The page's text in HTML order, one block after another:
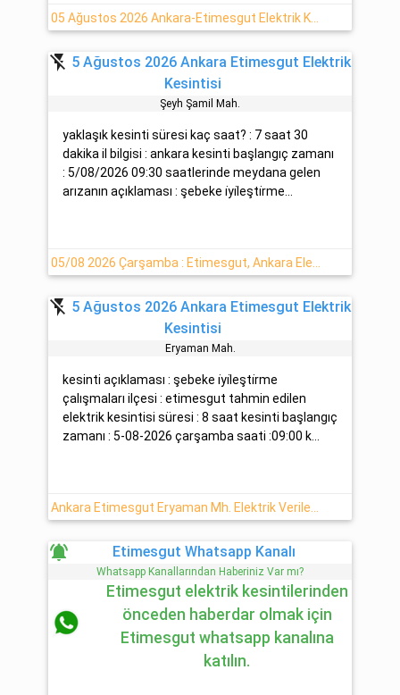
05 Ağustos 2026 Ankara-Etimesgut Elektrik Kesintisi
flash_off 5 Ağustos 2026 Ankara Etimesgut Elektrik
Kesintisi
Şeyh Şami̇l Mah.
yaklaşık kesinti süresi kaç saat? : 7 saat 30
dakika il bilgisi : ankara kesinti başlangıç zamanı
: 5/08/2026 09:30 saatlerinde meydana gelen
arızanın açıklaması : şebeke i̇yi̇leşti̇rme...
flash_off 5 Ağustos 2026 Ankara Etimesgut Elektrik
Kesintisi
Eryaman Mah.
kesinti açıklaması : şebeke i̇yi̇leşti̇rme
çalışmaları ilçesi : etimesgut tahmin edilen
elektrik kesintisi süresi : 8 saat kesinti başlangıç
zamanı : 5-08-2026 çarşamba saati :09:00 k...
notifications_active Etimesgut Whatsapp Kanalı
Whatsapp Kanallarından Haberiniz Var mı?
Etimesgut elektrik kesintilerinden
önceden haberdar olmak için
Etimesgut whatsapp kanalına
katılın.